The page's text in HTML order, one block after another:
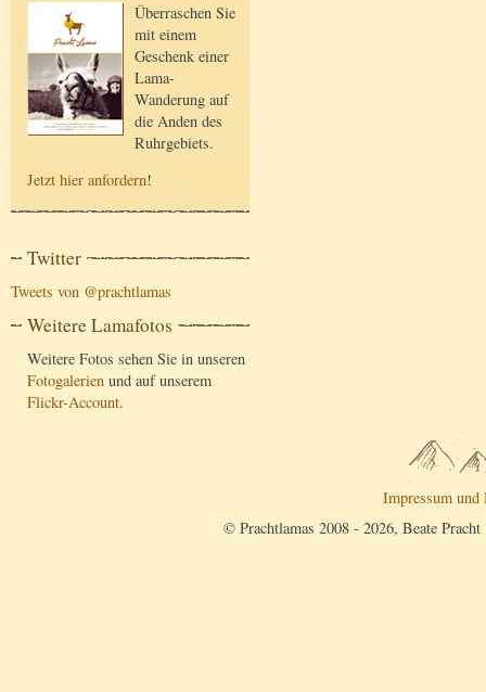
Überraschen Sie
mit einem
Geschenk einer
Lama-
Wanderung auf
die Anden des
Ruhrgebiets.
Jetzt hier anfordern!
Twitter
Tweets von @prachtlamas
Weitere Lamafotos
Weitere Fotos sehen Sie in unseren
Fotogalerien und auf unserem
Flickr-Account.
Impressum und
© Prachtlamas 2008 - 2026, Beate Pracht